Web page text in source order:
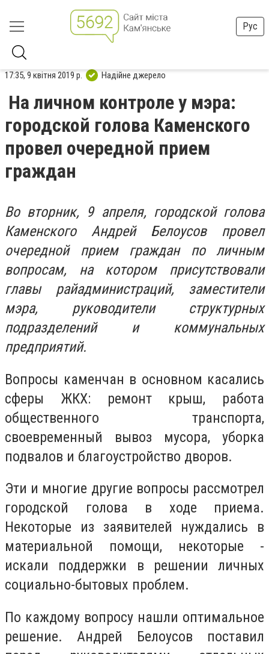
Рус
17:35, 9 квітня 2019 р. Надійне джерело
На личном контроле у мэра:
городской голова Каменского
провел очередной прием
граждан
Во вторник, 9 апреля, городской голова
Каменского Андрей Белоусов провел
очередной прием граждан по личным
вопросам, на котором присутствовали
главы райадминистраций, заместители
мэра, руководители структурных
подразделений и коммунальных
предприятий.
Вопросы каменчан в основном касались
сферы ЖКХ: ремонт крыш, работа
общественного транспорта,
своевременный вывоз мусора, уборка
подвалов и благоустройство дворов.
Эти и многие другие вопросы рассмотрел
городской голова в ходе приема.
Некоторые из заявителей нуждались в
материальной помощи, некоторые -
искали поддержки в решении личных
социально-бытовых проблем.
По каждому вопросу нашли оптимальное
решение. Андрей Белоусов поставил